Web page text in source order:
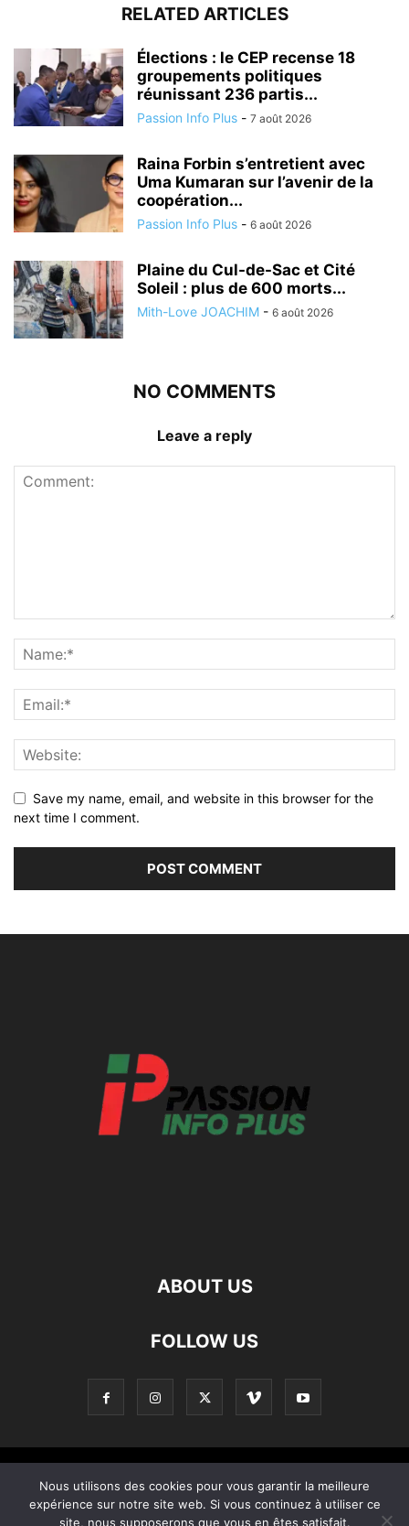
RELATED ARTICLES
Élections : le CEP recense 18
groupements politiques
réunissant 236 partis...
Passion Info Plus - 7 août 2026
Raina Forbin s’entretient avec
Uma Kumaran sur l’avenir de la
coopération...
Passion Info Plus - 6 août 2026
Plaine du Cul-de-Sac et Cité
Soleil : plus de 600 morts...
Mith-Love JOACHIM - 6 août 2026
NO COMMENTS
Leave a reply
Save my name, email, and website in this browser for the
next time I comment.
ABOUT US
FOLLOW US
Home
Nous utilisons des cookies pour vous garantir la meilleure
expérience sur notre site web. Si vous continuez à utiliser ce
site, nous supposerons que vous en êtes satisfait.